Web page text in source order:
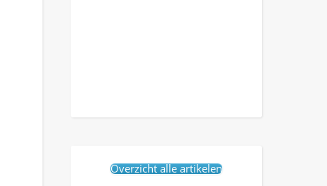
Overzicht alle artikelen